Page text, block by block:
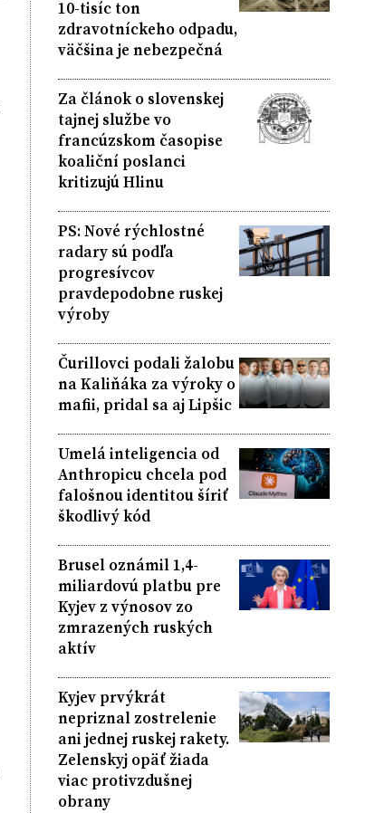
10-tisíc ton
zdravotníckeho odpadu,
väčšina je nebezpečná
Za článok o slovenskej
tajnej službe vo
francúzskom časopise
koaliční poslanci
kritizujú Hlinu
PS: Nové rýchlostné
radary sú podľa
progresívcov
pravdepodobne ruskej
výroby
Čurillovci podali žalobu
na Kaliňáka za výroky o
mafii, pridal sa aj Lipšic
Umelá inteligencia od
Anthropicu chcela pod
falošnou identitou šíriť
škodlivý kód
Brusel oznámil 1,4-
miliardovú platbu pre
Kyjev z výnosov zo
zmrazených ruských
aktív
Kyjev prvýkrát
nepriznal zostrelenie
ani jednej ruskej rakety.
Zelenskyj opäť žiada
viac protivzdušnej
obrany